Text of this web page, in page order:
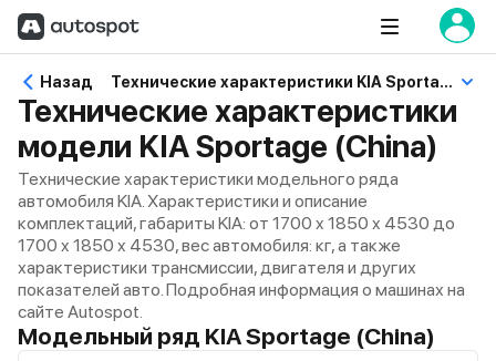
Назад Технические характеристики KIA Sportage (China)
Технические характеристики
модели KIA Sportage (China)
Технические характеристики модельного ряда
автомобиля KIA. Характеристики и описание
комплектаций, габариты KIA: от 1700 x 1850 x 4530 до
1700 x 1850 x 4530, вес автомобиля: кг, а также
характеристики трансмиссии, двигателя и других
показателей авто. Подробная информация о машинах на
сайте Autospot.
Модельный ряд KIA Sportage (China)